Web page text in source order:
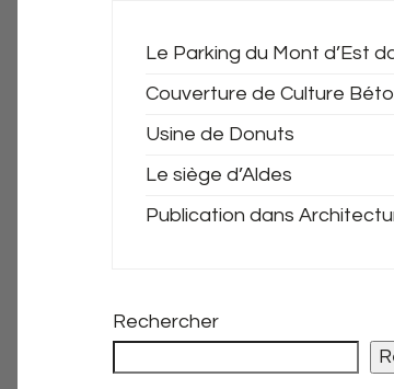
Le Parking du Mont d’Est
Couverture de Culture
Usine de Donuts
Le siège d’Aldes
Publication dans
Rechercher